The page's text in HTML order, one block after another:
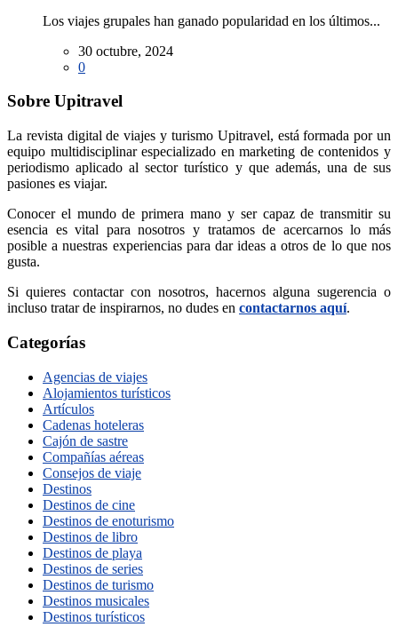
Los viajes grupales han ganado popularidad en los últimos...
30 octubre, 2024
0
Sobre Upitravel
La revista digital de viajes y turismo Upitravel, está formada por un
equipo multidisciplinar especializado en marketing de contenidos y
periodismo aplicado al sector turístico y que además, una de sus
pasiones es viajar.
Conocer el mundo de primera mano y ser capaz de transmitir su
esencia es vital para nosotros y tratamos de acercarnos lo más
posible a nuestras experiencias para dar ideas a otros de lo que nos
gusta.
Si quieres contactar con nosotros, hacernos alguna sugerencia o
incluso tratar de inspirarnos, no dudes en contactarnos aquí.
Categorías
Agencias de viajes
Alojamientos turísticos
Artículos
Cadenas hoteleras
Cajón de sastre
Compañías aéreas
Consejos de viaje
Destinos
Destinos de cine
Destinos de enoturismo
Destinos de libro
Destinos de playa
Destinos de series
Destinos de turismo
Destinos musicales
Destinos turísticos